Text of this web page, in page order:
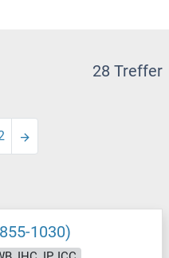
28 Treffer
1030)